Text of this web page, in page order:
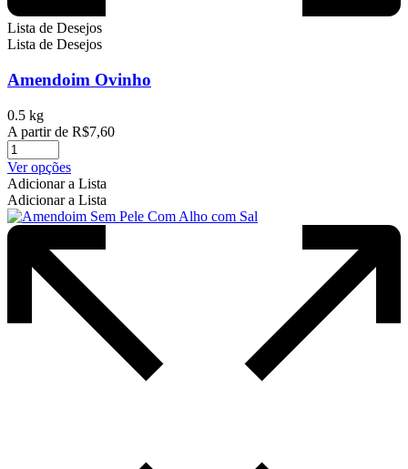
Lista de Desejos
Lista de Desejos
Amendoim Ovinho
0.5 kg
A partir de R$7,60
Ver opçõesEste
produto
tem
várias
As
podem
escolhidas
página
Adicionar a Lista
Adicionar a Lista